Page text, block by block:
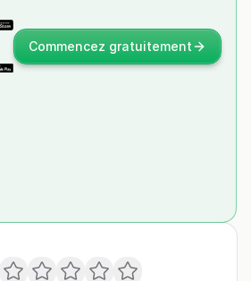
Commencez gratuitement